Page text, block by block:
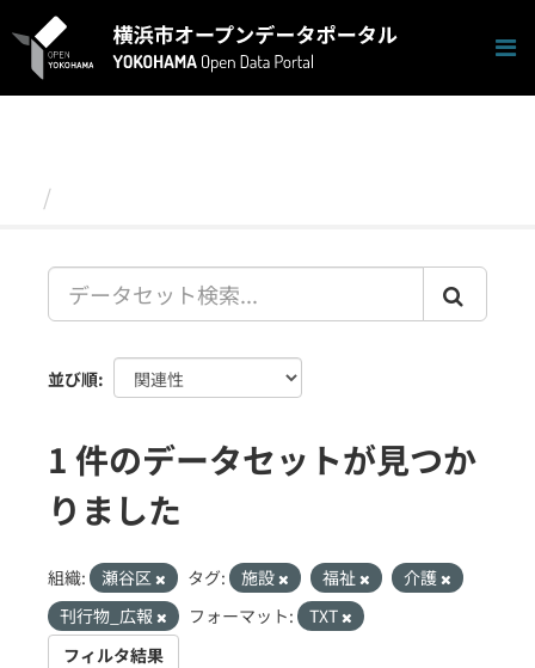
キ
並び順
1 件のデータセットが見つか
りました
組織: 瀬谷区 タグ: 施設 福祉
介護
刊行物_広報
フォーマット:
TXT
フィルタ結果